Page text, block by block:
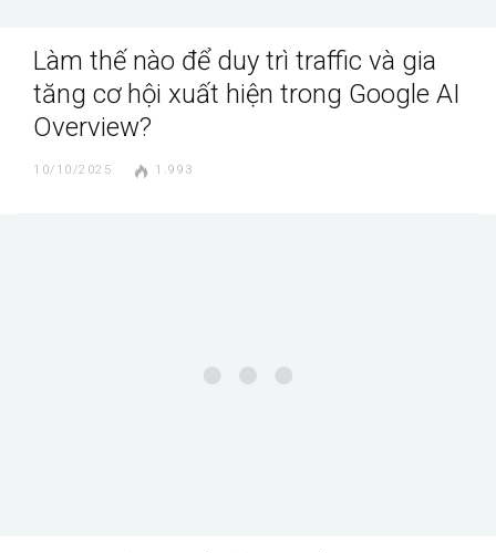
Làm thế nào để duy trì traffic và gia
tăng cơ hội xuất hiện trong Google AI
Overview?
10/10/2025 1.993